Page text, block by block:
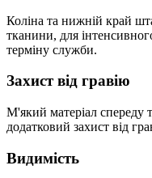
Коліна та нижній край
тканини, для
терміну служби.
Захист від гравію
М'який матеріал спереду
додатковий захист від
Видимість